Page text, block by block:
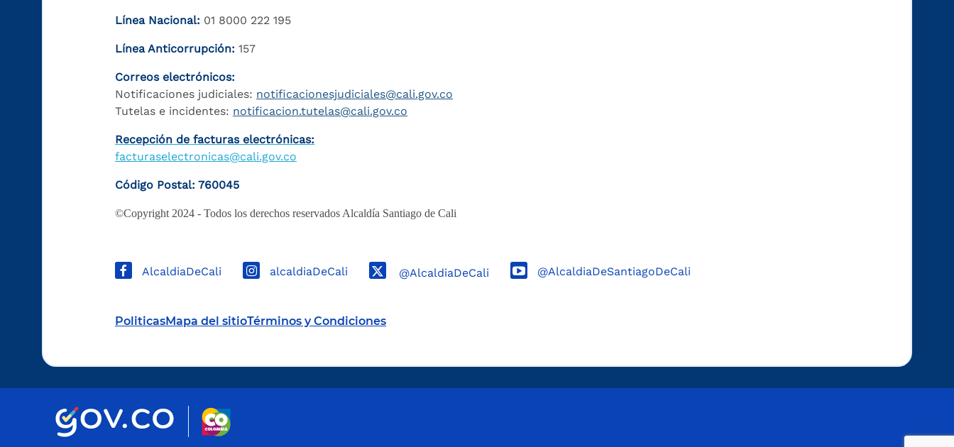
Línea Nacional: 01 8000 222 195
Línea Anticorrupción: 157
Correos electrónicos:
Notificaciones judiciales: notificacionesjudiciales@cali.gov.co
Tutelas e incidentes: notificacion.tutelas@cali.gov.co
Recepción de facturas electrónicas:
facturaselectronicas@cali.gov.co
Código Postal: 760045
©Copyright 2024 - Todos los derechos reservados Alcaldía Santiago de Cali
AlcaldiaDeCali alcaldiaDeCali @AlcaldiaDeCali @AlcaldiaDeSantiagoDeCali
PoliticasMapa del sitioTérminos y Condiciones